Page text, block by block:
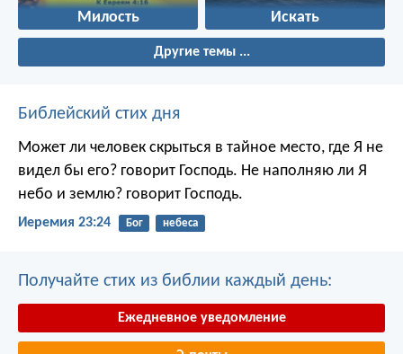
Милость Искать
Другие темы ...
Библейский стих дня
Может ли человек скрыться в тайное место, где Я не
видел бы его? говорит Господь. Не наполняю ли Я
небо и землю? говорит Господь.
Иеремия 23:24 Бог небеса
Получайте стих из библии каждый день:
Ежедневное уведомление